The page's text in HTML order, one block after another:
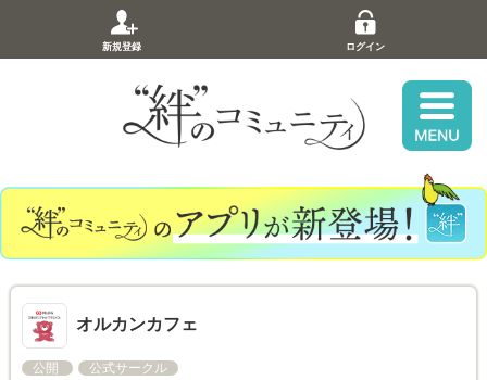
新規登録 ログイン
オルカンカフェ
公開 公式サークル